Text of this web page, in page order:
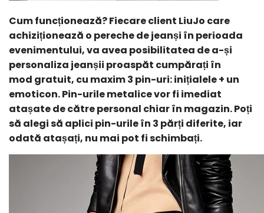
Cum funcționează? Fiecare client LiuJo care
achiziționează o pereche de jeanși în perioada
evenimentului, va avea posibilitatea de a-și
personaliza jeanșii proaspăt cumpărați în
mod gratuit, cu maxim 3 pin-uri:inițialele + un
emoticon. Pin-urile metalice vor fi imediat
atașate de către personal chiar în magazin. Poți
să alegi să aplici pin-urile în 3 părți diferite, iar
odată atașați, nu mai pot fi schimbați.